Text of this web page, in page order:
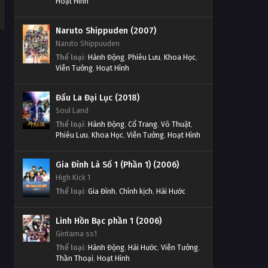
Naruto Shippuden (2007)
Naruto Shippuuden
Thể loại: Hành Động, Phiêu Lưu, Khoa Học,
Viễn Tưởng, Hoạt Hình
Đấu La Đại Lục (2018)
Soul Land
Thể loại: Hành Động, Cổ Trang, Võ Thuật,
Phiêu Lưu, Khoa Học, Viễn Tưởng, Hoạt Hình
Gia Đình Là Số 1 (Phần 1) (2006)
High Kick 1
Thể loại: Gia Đình, Chính kịch, Hài Hước
Linh Hồn Bạc phần 1 (2006)
Gintama ss1
Thể loại: Hành Động, Hài Hước, Viễn Tưởng,
Thần Thoại, Hoạt Hình